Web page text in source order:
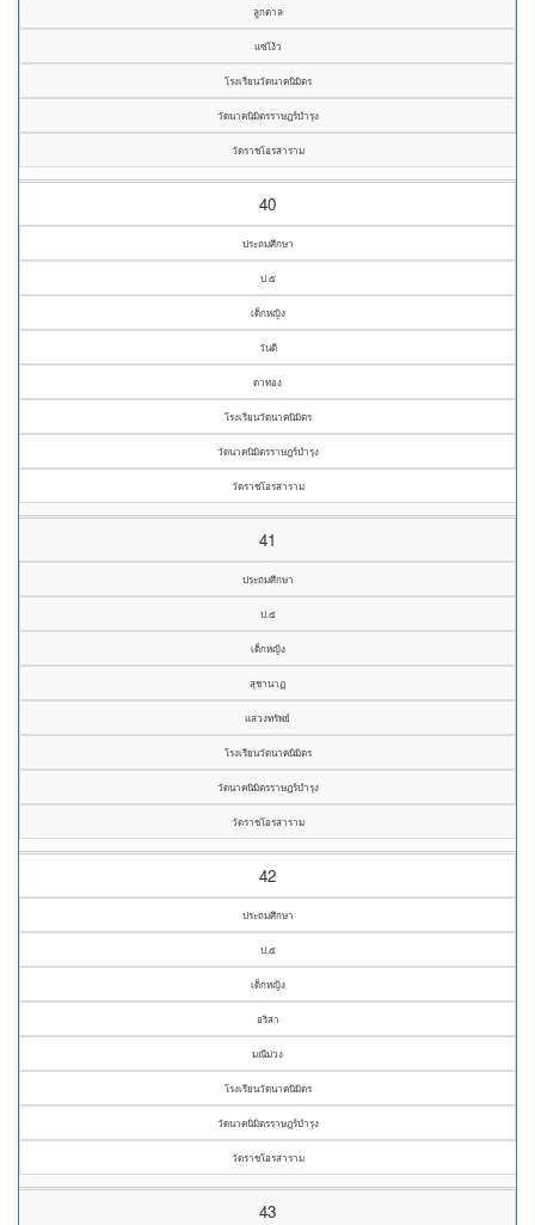
ลูกตาล
แซ่โง้ว
โรงเรียนวัดนาคนิมิตร
วัดนาคนิมิตรราษฎร์บำรุง
วัดราชโอรสาราม
40
ประถมศึกษา
ป.๕
เด็กหญิง
วันดี
ดาทอง
โรงเรียนวัดนาคนิมิตร
วัดนาคนิมิตรราษฎร์บำรุง
วัดราชโอรสาราม
41
ประถมศึกษา
ป.๕
เด็กหญิง
สุชานาฏ
แสวงทรัพย์
โรงเรียนวัดนาคนิมิตร
วัดนาคนิมิตรราษฎร์บำรุง
วัดราชโอรสาราม
42
ประถมศึกษา
ป.๕
เด็กหญิง
อริสา
มณีม่วง
โรงเรียนวัดนาคนิมิตร
วัดนาคนิมิตรราษฎร์บำรุง
วัดราชโอรสาราม
43